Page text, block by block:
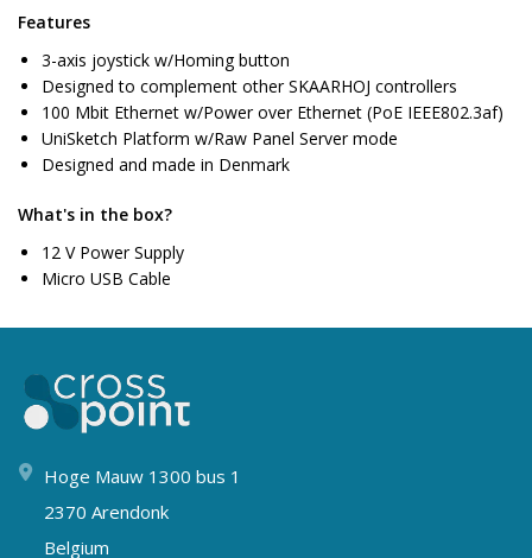
Features
3-axis joystick w/Homing button
Designed to complement other SKAARHOJ controllers
100 Mbit Ethernet w/Power over Ethernet (PoE IEEE802.3af)
UniSketch Platform w/Raw Panel Server mode
Designed and made in Denmark
What's in the box?
12 V Power Supply
Micro USB Cable
Hoge Mauw 1300 bus 1
2370 Arendonk
Belgium